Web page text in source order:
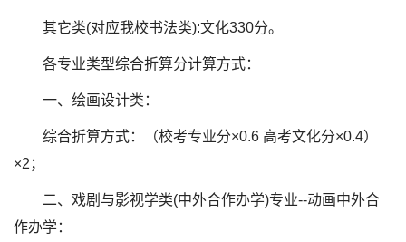
其它类(对应我校书法类):文化330分。
各专业类型综合折算分计算方式：
一、绘画设计类：
综合折算方式：（校考专业分×0.6 高考文化分×0.4）
×2；
二、戏剧与影视学类(中外合作办学)专业--动画中外合
作办学：